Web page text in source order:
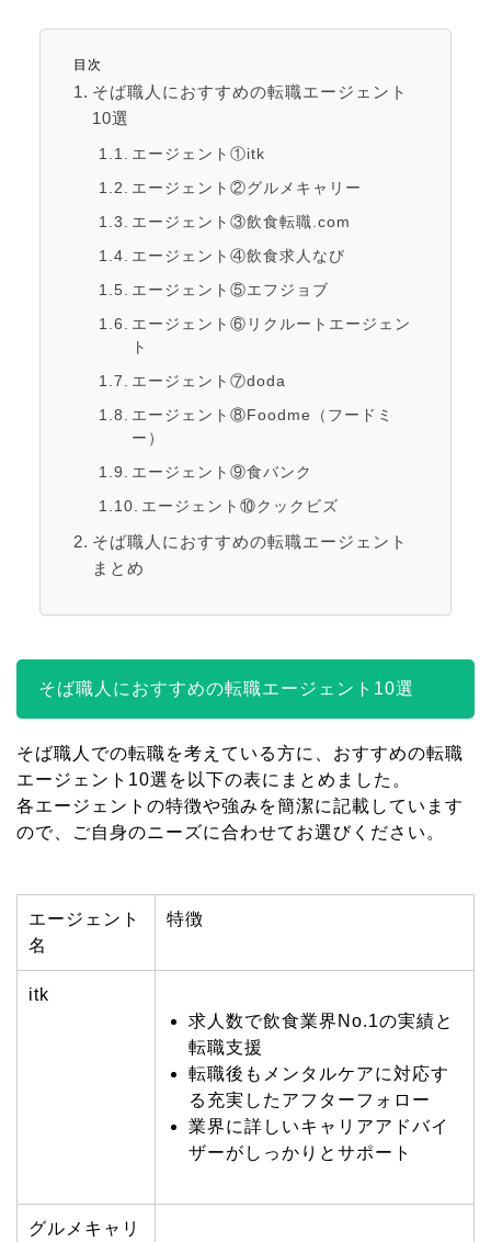
目次
そば職人におすすめの転職エージェント
10選
エージェント①itk
エージェント②グルメキャリー
エージェント③飲食転職.com
エージェント④飲食求人なび
エージェント⑤エフジョブ
エージェント⑥リクルートエージェン
ト
エージェント⑦doda
エージェント⑧Foodme（フードミ
ー）
エージェント⑨食バンク
エージェント⑩クックビズ
そば職人におすすめの転職エージェント
まとめ
そば職人におすすめの転職エージェント10選
そば職人での転職を考えている方に、おすすめの転職
エージェント10選を以下の表にまとめました。
各エージェントの特徴や強みを簡潔に記載しています
ので、ご自身のニーズに合わせてお選びください。
エージェント
名
特徴
itk
求人数で飲食業界No.1の実績と
転職支援
転職後もメンタルケアに対応す
る充実したアフターフォロー
業界に詳しいキャリアアドバイ
ザーがしっかりとサポート
グルメキャリ